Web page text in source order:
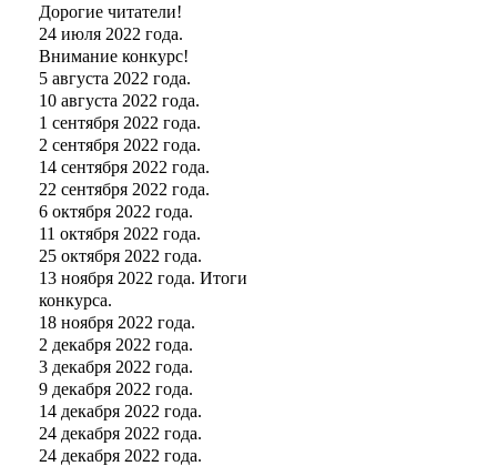
Дорогие читатели!
24 июля 2022 года.
Внимание конкурс!
5 августа 2022 года.
10 августа 2022 года.
1 сентября 2022 года.
2 сентября 2022 года.
14 сентября 2022 года.
22 сентября 2022 года.
6 октября 2022 года.
11 октября 2022 года.
25 октября 2022 года.
13 ноября 2022 года. Итоги
конкурса.
18 ноября 2022 года.
2 декабря 2022 года.
3 декабря 2022 года.
9 декабря 2022 года.
14 декабря 2022 года.
24 декабря 2022 года.
24 декабря 2022 года.